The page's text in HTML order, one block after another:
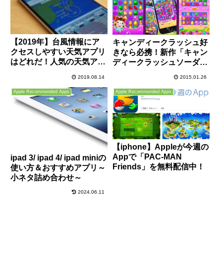
【2019年】台風情報にア
クセスしやすい天気アプリ
はどれだ！人気の天気アプ
災速報アプリの紹介も！
2019.08.14
キャンディークラッシュ好
きなら必携！新作「キャン
ディークラッシュソーダ」
2015.01.26
Apple Recommended Apps
ipad 3/ ipad 4/ ipad miniの
使い方＆おすすめアプリ～
小ネタ詰め合わせ～
2024.06.11
Apple Recommended Apps
【iphone】Appleが今週の
Appで「PAC-MAN
Friends」を無料配信中！